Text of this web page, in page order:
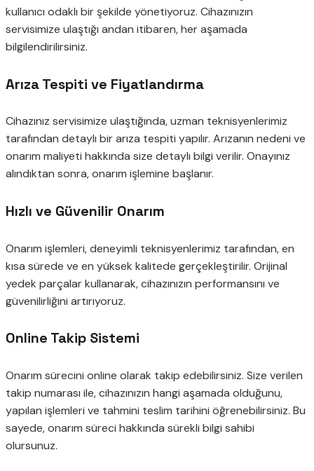
kullanıcı odaklı bir şekilde yönetiyoruz. Cihazınızın
servisimize ulaştığı andan itibaren, her aşamada
bilgilendirilirsiniz.
Arıza Tespiti ve Fiyatlandırma
Cihazınız servisimize ulaştığında, uzman teknisyenlerimiz
tarafından detaylı bir arıza tespiti yapılır. Arızanın nedeni ve
onarım maliyeti hakkında size detaylı bilgi verilir. Onayınız
alındıktan sonra, onarım işlemine başlanır.
Hızlı ve Güvenilir Onarım
Onarım işlemleri, deneyimli teknisyenlerimiz tarafından, en
kısa sürede ve en yüksek kalitede gerçekleştirilir. Orijinal
yedek parçalar kullanarak, cihazınızın performansını ve
güvenilirliğini artırıyoruz.
Online Takip Sistemi
Onarım sürecini online olarak takip edebilirsiniz. Size verilen
takip numarası ile, cihazınızın hangi aşamada olduğunu,
yapılan işlemleri ve tahmini teslim tarihini öğrenebilirsiniz. Bu
sayede, onarım süreci hakkında sürekli bilgi sahibi
olursunuz.